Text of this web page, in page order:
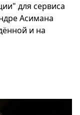
для сервиса
Асимана
и на